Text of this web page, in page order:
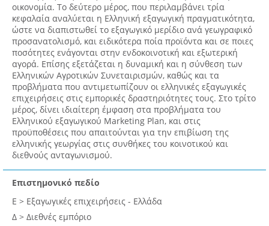
οικονομία. Το δεύτερο μέρος, που περιλαμβάνει τρία
κεφαλαία αναλύεται η Ελληνική εξαγωγική πραγματικότητα,
ώστε να διαπιστωθεί το εξαγωγικό μερίδιο ανά γεωγραφικό
προσανατολισμό, και ειδικότερα ποία προϊόντα και σε ποιες
ποσότητες ενάγονται στην ενδοκοινοτική και εξωτερική
αγορά. Επίσης εξετάζεται η δυναμική και η σύνθεση των
Ελληνικών Αγροτικών Συνεταιρισμών, καθώς και τα
προβλήματα που αντιμετωπίζουν οι ελληνικές εξαγωγικές
επιχειρήσεις στις εμπορικές δραστηριότητες τους. Στο τρίτο
μέρος, δίνει ιδιαίτερη έμφαση στα προβλήματα του
Ελληνικού εξαγωγικού Marketing Plan, και στις
προϋποθέσεις που απαιτούνται για την επιβίωση της
ελληνικής γεωργίας στις συνθήκες του κοινοτικού και
διεθνούς ανταγωνισμού.
Επιστημονικό πεδίο
Ε > Εξαγωγικές επιχειρήσεις - Ελλάδα
Δ > Διεθνές εμπόριο